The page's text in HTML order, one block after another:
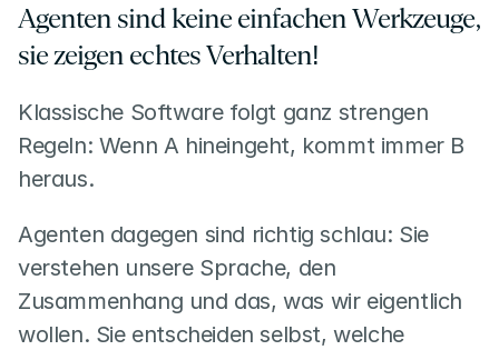
Agenten sind keine einfachen Werkzeuge,
sie zeigen echtes Verhalten!
Klassische Software folgt ganz strengen
Regeln: Wenn A hineingeht, kommt immer B
heraus.
Agenten dagegen sind richtig schlau: Sie
verstehen unsere Sprache, den
Zusammenhang und das, was wir eigentlich
wollen. Sie entscheiden selbst, welche